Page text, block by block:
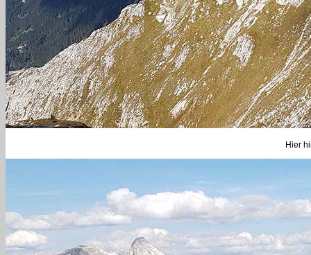
Hier